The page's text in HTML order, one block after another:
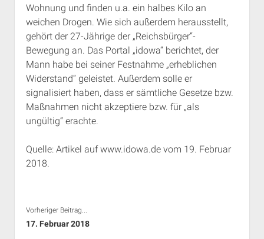
Rechte Termine München
Über a.i.d.a.
RSS-Feeds, Twitter & Facebook
Bibliothek
Kontakt & PGP-Key
Wohnung und finden u.a. ein halbes Kilo an
weichen Drogen. Wie sich außerdem herausstellt,
gehört der 27-Jährige der „Reichsbürger“-
Bewegung an. Das Portal „idowa“ berichtet, der
Mann habe bei seiner Festnahme „erheblichen
Widerstand“ geleistet. Außerdem solle er
signalisiert haben, dass er sämtliche Gesetze bzw.
Maßnahmen nicht akzeptiere bzw. für „als
ungültig“ erachte.
Quelle: Artikel auf www.idowa.de vom 19. Februar
2018.
Vorheriger Beitrag...
17. Februar 2018